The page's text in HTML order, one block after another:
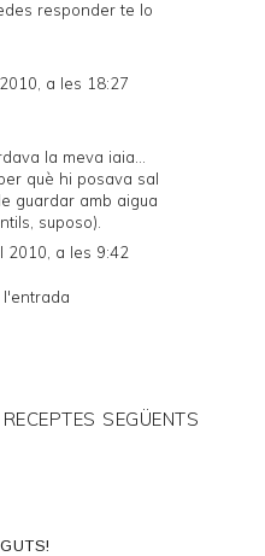
responder te lo
a les 18:27
la meva iaia...
què hi posava sal
guardar amb aigua
suposo).
2010, a les 9:42
l'entrada
RECEPTES SEGÜENTS